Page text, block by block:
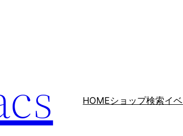
HOMEショップ検索イ